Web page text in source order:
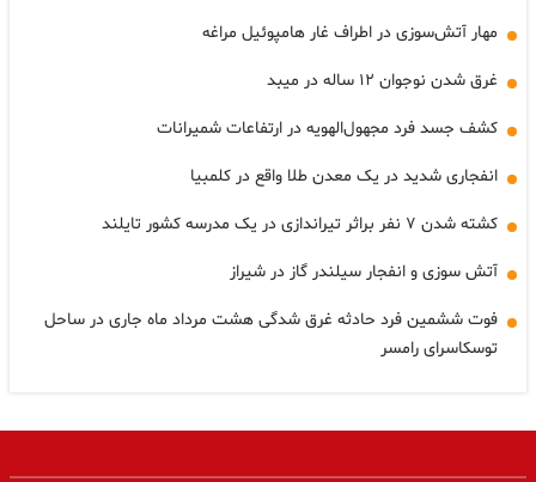
مهار آتش‌سوزی در اطراف غار هامپوئیل مراغه
غرق شدن نوجوان ۱۲ ساله در میبد
کشف جسد فرد مجهول‌الهویه در ارتفاعات شمیرانات
انفجاری شدید در یک معدن طلا واقع در کلمبیا
کشته شدن ۷ نفر براثر تیراندازی در یک مدرسه کشور تایلند
آتش سوزی و انفجار سیلندر گاز در شیراز
فوت ششمین فرد حادثه غرق شدگی هشت مرداد ماه جاری در ساحل
توسکاسرای رامسر